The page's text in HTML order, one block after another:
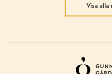
Visa alla